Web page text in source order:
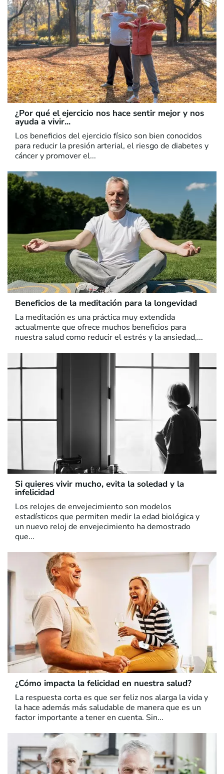
¿Por qué el ejercicio nos hace sentir mejor y nos
ayuda a vivir...
Los beneficios del ejercicio físico son bien conocidos
para reducir la presión arterial, el riesgo de diabetes y
cáncer y promover el...
Beneficios de la meditación para la longevidad
La meditación es una práctica muy extendida
actualmente que ofrece muchos beneficios para
nuestra salud como reducir el estrés y la ansiedad,...
Si quieres vivir mucho, evita la soledad y la
infelicidad
Los relojes de envejecimiento son modelos
estadísticos que permiten medir la edad biológica y
un nuevo reloj de envejecimiento ha demostrado
que...
¿Cómo impacta la felicidad en nuestra salud?
La respuesta corta es que ser feliz nos alarga la vida y
la hace además más saludable de manera que es un
factor importante a tener en cuenta. Sin...